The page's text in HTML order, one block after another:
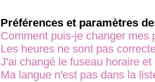
Préférences et paramètres
Comment puis-je changer mes
Les heures ne sont pas
J'ai changé le fuseau horaire
Ma langue n'est pas dans la